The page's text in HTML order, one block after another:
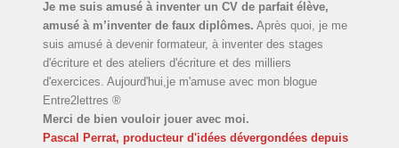
Je me suis amusé à inventer un CV de parfait élève,
amusé à m’inventer de faux diplômes. Après quoi, je me
suis amusé à devenir formateur, à inventer des stages
d'écriture et des ateliers d'écriture et des milliers
d'exercices. Aujourd'hui,je m'amuse avec mon blogue
Entre2lettres ®
Merci de bien vouloir jouer avec moi.
Pascal Perrat, producteur d'idées dévergondées depuis